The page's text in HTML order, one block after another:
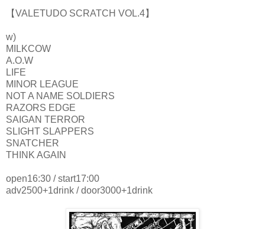
【VALETUDO SCRATCH VOL.4】
w)
MILKCOW
A.O.W
LIFE
MINOR LEAGUE
NOT A NAME SOLDIERS
RAZORS EDGE
SAIGAN TERROR
SLIGHT SLAPPERS
SNATCHER
THINK AGAIN
open16:30 / start17:00
adv2500+1drink / door3000+1drink